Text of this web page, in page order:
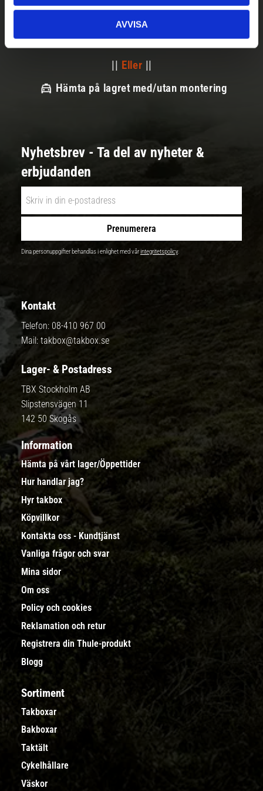
AVVISA
|| Välj ||
Snabba leveranser
|| Eller ||
Hämta på lagret med/utan montering
Nyhetsbrev - Ta del av nyheter &
erbjudanden
Prenumerera
Dina personuppgifter behandlas i enlighet med vårintegritetspolicy.
Kontakt
Telefon: 08-410 967 00
Mail: takbox@takbox.se
Lager- & Postadress
TBX Stockholm AB
Slipstensvägen 11
142 50 Skogås
Information
Hämta på vårt lager/Öppettider
Hur handlar jag?
Hyr takbox
Köpvillkor
Kontakta oss - Kundtjänst
Vanliga frågor och svar
Mina sidor
Om oss
Policy och cookies
Reklamation och retur
Registrera din Thule-produkt
Blogg
Sortiment
Takboxar
Bakboxar
Taktält
Cykelhållare
Väskor